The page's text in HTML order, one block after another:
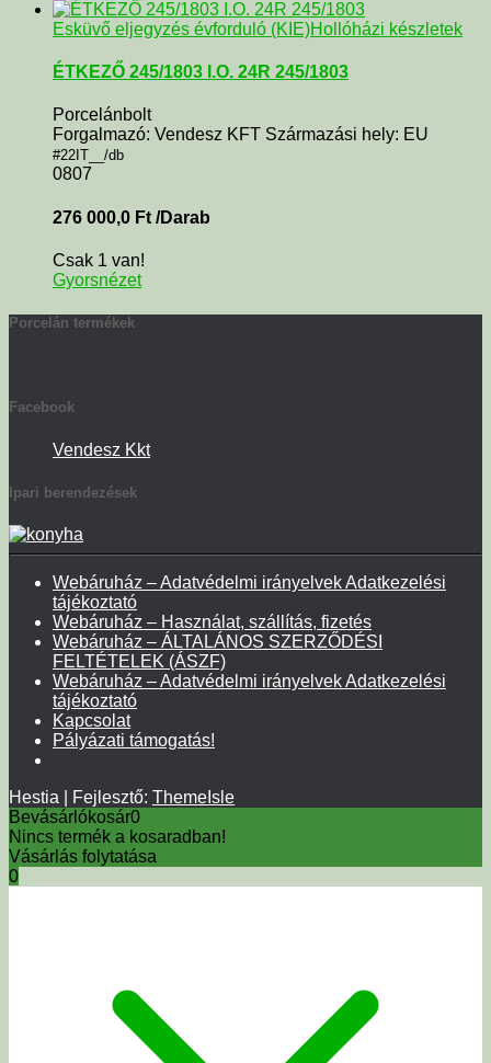
Esküvő eljegyzés évforduló (KIE)Hollóházi készletek
ÉTKEZŐ 245/1803 I.O. 24R 245/1803
Porcelánbolt
Forgalmazó: Vendesz KFT Származási hely: EU
#22IT__/db
0807
276 000,0 Ft /Darab
Csak 1 van!
Gyorsnézet
Porcelán termékek
Facebook
Vendesz Kkt
Ipari berendezések
Webáruház – Adatvédelmi irányelvek Adatkezelési
tájékoztató
Webáruház – Használat, szállítás, fizetés
Webáruház – ÁLTALÁNOS SZERZŐDÉSI
FELTÉTELEK (ÁSZF)
Webáruház – Adatvédelmi irányelvek Adatkezelési
tájékoztató
Kapcsolat
Pályázati támogatás!
Hestia | Fejlesztő: ThemeIsle
Bevásárlókosár0
Nincs termék a kosaradban!
Vásárlás folytatása
0